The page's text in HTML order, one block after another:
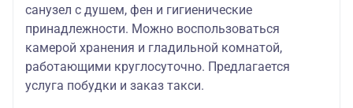
TWIN/DBL)
30.04.26
30.09.2026
«Отель Азимут»
3* (стандартный
номер
TWIN/DBL)
14.05.2026-
10.06.2026
18.06.2026-
санузел с душем, фен и гигиенические
принадлежности. Можно воспользоваться
камерой хранения и гладильной комнатой,
работающими круглосуточно. Предлагается
услуга побудки и заказ такси.